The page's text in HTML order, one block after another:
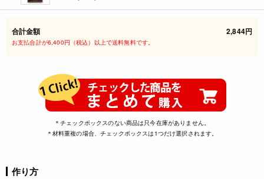
合計金額 2,844円
お支払合計が6,400円（税込）以上で送料無料です。
＊チェックボックスのない商品は只今在庫がありません。
＊材料重複の場合、チェックボックスは1つだけ選択されます。
作り方